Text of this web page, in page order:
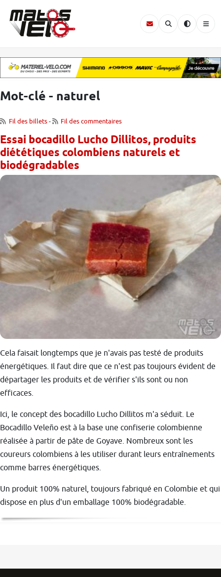
Mot-clé - naturel
Fil des billets- Fil des commentaires
Essai bocadillo Lucho Dillitos, produits
diététiques colombiens naturels et
biodégradables
Cela faisait longtemps que je n'avais pas testé de produits
énergétiques. Il faut dire que ce n'est pas toujours évident de
départager les produits et de vérifier s'ils sont ou non
efficaces.
Ici, le concept des bocadillo Lucho Dillitos m'a séduit. Le
Bocadillo Veleño est à la base une confiserie colombienne
réalisée à partir de pâte de Goyave. Nombreux sont les
coureurs colombiens à les utiliser durant leurs entraînements
comme barres énergétiques.
Un produit 100% naturel, toujours fabriqué en Colombie et qui
dispose en plus d'un emballage 100% biodégradable.